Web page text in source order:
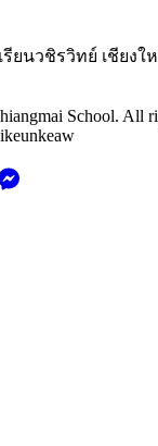
ยนวชิรวิทย์ เชียงใ
School. All